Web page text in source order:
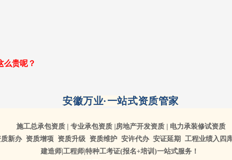
么贵呢？
安徽万业·一站式资质管家
施工总承包资质 | 专业承包资质 | 房地产开发资质 | 电力承装修试资质
质新办 资质增项 资质升级 资质维护 安许代办 安证延期 工程业绩入四
建造师|工程师|特种工考证(报名+培训)一站式服务！